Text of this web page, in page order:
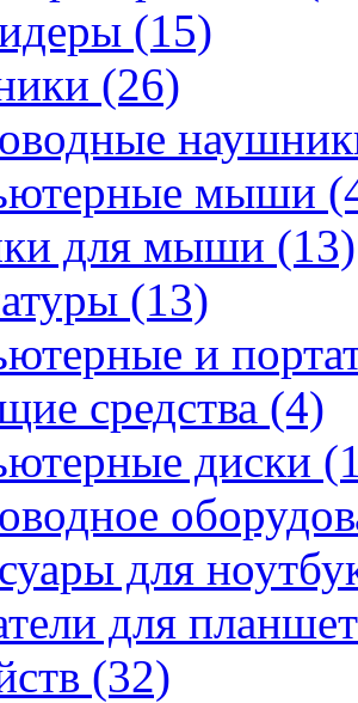
(15)
(26)
мыши
для мыши (13)
(13)
и
средства (4)
диски
для
для
(32)